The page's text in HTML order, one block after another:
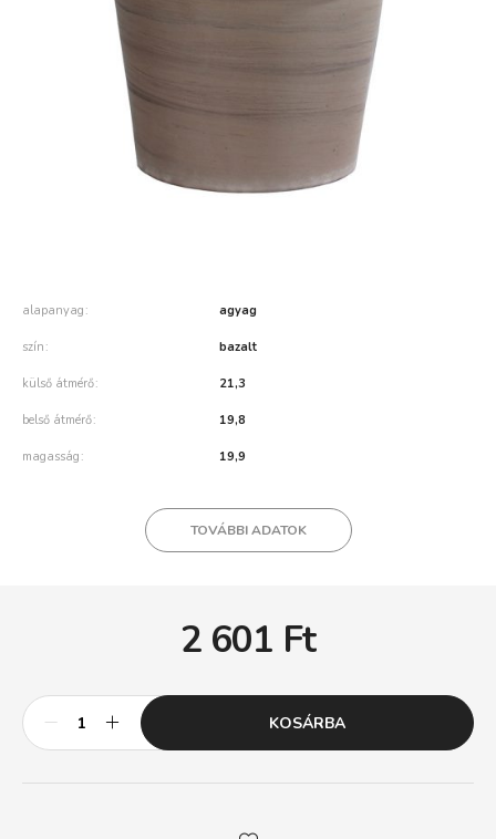
alapanyag agyag
szín bazalt
külső átmérő 21,3
belső átmérő 19,8
magasság 19,9
TOVÁBBI ADATOK
2 601 Ft
KOSÁRBA